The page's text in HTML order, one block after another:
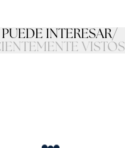
INTERESAR/
VISTOS